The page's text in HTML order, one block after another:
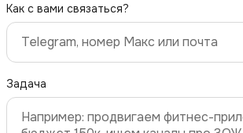
Как с вами связаться?
Задача